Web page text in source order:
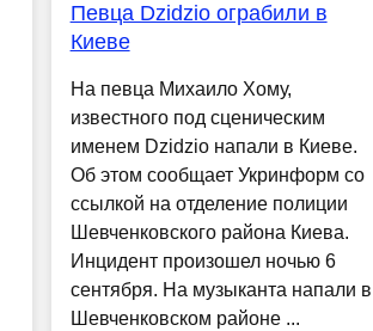
Певца Dzidzio ограбили в
Киеве
На певца Михаило Хому,
известного под сценическим
именем Dzidzio напали в Киеве.
Об этом сообщает Укринформ со
ссылкой на отделение полиции
Шевченковского района Киева.
Инцидент произошел ночью 6
сентября. На музыканта напали в
Шевченковском районе ...